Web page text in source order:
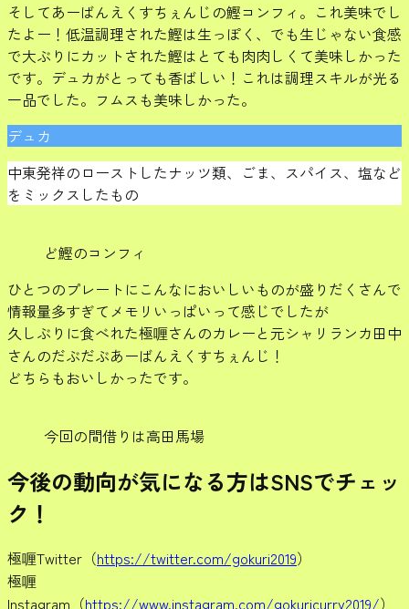
そしてあーばんえくすちぇんじの鰹コンフィ。これ美味でし
たよー！低温調理された鰹は生っぽく、でも生じゃない食感
で大ぶりにカットされた鰹はとても肉肉しくて美味しかった
です。デュカがとっても香ばしい！これは調理スキルが光る
一品でした。フムスも美味しかった。
デュカ
中東発祥のローストしたナッツ類、ごま、スパイス、塩など
をミックスしたもの
ど鰹のコンフィ
ひとつのプレートにこんなにおいしいものが盛りだくさんで
情報量多すぎてメモリいっぱいって感じでしたが
久しぶりに食べれた極喱さんのカレーと元シャリランカ田中
さんのだぶだぶあーばんえくすちぇんじ！
どちらもおいしかったです。
今回の間借りは高田馬場
今後の動向が気になる方はSNSでチェッ
ク！
極喱Twitter（https://twitter.com/gokuri2019）
極喱
Instagram（https://www.instagram.com/gokuricurry2019/）